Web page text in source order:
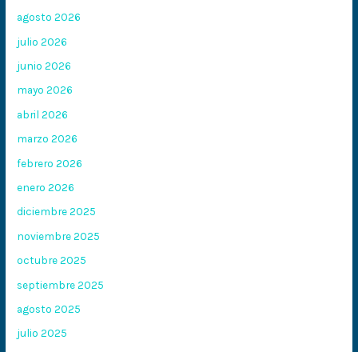
agosto 2026
julio 2026
junio 2026
mayo 2026
abril 2026
marzo 2026
febrero 2026
enero 2026
diciembre 2025
noviembre 2025
octubre 2025
septiembre 2025
agosto 2025
julio 2025